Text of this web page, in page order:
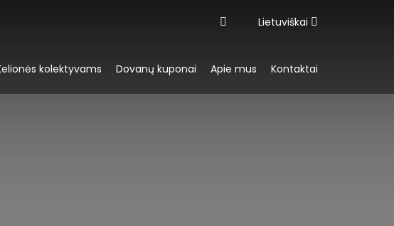
Lietuviškai
kolektyvams Dovanų kuponai Apie mus Kontaktai